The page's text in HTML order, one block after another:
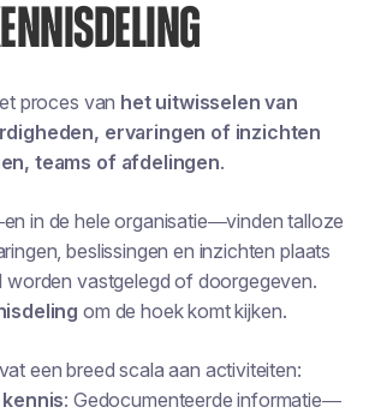
proces van het uitwisselen van
ervaringen of inzichten
teams of afdelingen.
in de hele organisatie—vinden talloze
beslissingen en inzichten plaats
worden vastgelegd of doorgegeven.
om de hoek komt kijken.
een breed scala aan activiteiten:
: Gedocumenteerde informatie—